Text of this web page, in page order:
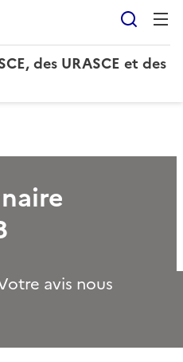
des URASCE et des
avis nous